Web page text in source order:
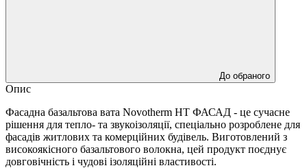
До обраного
Опис
Фасадна базальтова вата Novotherm НТ ФАСАД - це сучасне
рішення для тепло- та звукоізоляції, спеціально розроблене для
фасадів житлових та комерційних будівель. Виготовлений з
високоякісного базальтового волокна, цей продукт поєднує
довговічність і чудові ізоляційні властивості.